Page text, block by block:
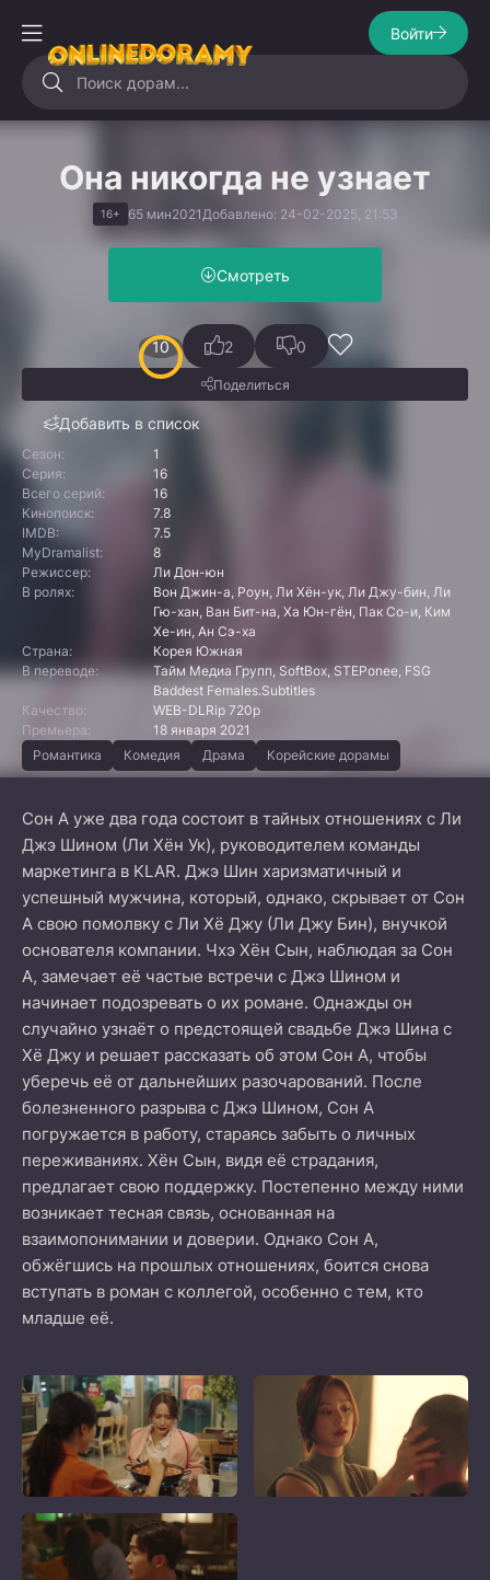
Войти
Она никогда не узнает
16+ 65 мин2021 Добавлено: 24-02-2025, 21:53
Смотреть
10
Добавить в список
2 0
Поделиться
Сезон:
1
Серия:
16
Всего серий:
16
Кинопоиск:
7.8
IMDB:
7.5
MyDramalist:
8
Режиссер:
Ли Дон-юн
В ролях:
Вон Джин-а, Роун, Ли Хён-ук, Ли Джу-бин, Ли
Гю-хан, Ван Бит-на, Ха Юн-гён, Пак Со-и, Ким
Хе-ин, Ан Сэ-ха
Страна:
Корея Южная
В переводе:
Тайм Медиа Групп, SoftBox, STEPonee, FSG
Baddest Females.Subtitles
Качество:
WEB-DLRip 720p
Премьера:
18 января 2021
Романтика
Комедия Драма Корейские дорамы
Сон А уже два года состоит в тайных отношениях с Ли
Джэ Шином (Ли Хён Ук), руководителем команды
маркетинга в KLAR. Джэ Шин харизматичный и
успешный мужчина, который, однако, скрывает от Сон
А свою помолвку с Ли Хё Джу (Ли Джу Бин), внучкой
основателя компании. Чхэ Хён Сын, наблюдая за Сон
А, замечает её частые встречи с Джэ Шином и
начинает подозревать о их романе. Однажды он
случайно узнаёт о предстоящей свадьбе Джэ Шина с
Хё Джу и решает рассказать об этом Сон А, чтобы
уберечь её от дальнейших разочарований. После
болезненного разрыва с Джэ Шином, Сон А
погружается в работу, стараясь забыть о личных
переживаниях. Хён Сын, видя её страдания,
предлагает свою поддержку. Постепенно между ними
возникает тесная связь, основанная на
взаимопонимании и доверии. Однако Сон А,
обжёгшись на прошлых отношениях, боится снова
вступать в роман с коллегой, особенно с тем, кто
младше её.